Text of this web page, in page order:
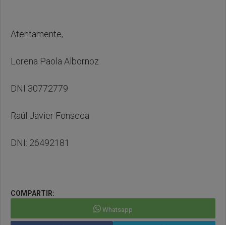
Atentamente,
Lorena Paola Albornoz
DNI 30772779
Raúl Javier Fonseca
DNI: 26492181
COMPARTIR:
Whatsapp